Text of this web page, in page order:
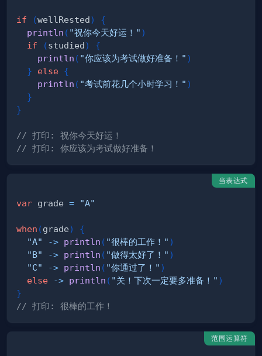
if (wellRested)
{
println ( "祝你今天好运！" )
if
(studied)
{
println ( "你应该为考试做好准备！" )
}
else {
println ( "考试前花几个小时学习！" )
}
}
// 打印: 祝你今天好运！
// 打印: 你应该为考试做好准备！
当表达式
var grade = "A"
when (grade)
{
"A"
-> println ( "很棒的工作！" )
"B"
-> println ( "做得太好了！" )
"C"
-> println ( "你通过了！" )
else
-> println ( "关！下次一定要多准备！" )
}
// 打印: 很棒的工作！
范围运算符